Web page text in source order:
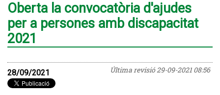
Oberta la convocatòria d'ajudes
per a persones amb discapacitat
2021
Última revisió29-09-2021 08:56
28/09/2021